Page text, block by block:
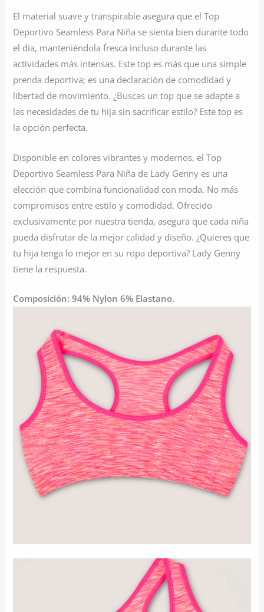
El material suave y transpirable asegura que el Top
Deportivo Seamless Para Niña se sienta bien durante todo
el día, manteniéndola fresca incluso durante las
actividades más intensas. Este top es más que una simple
prenda deportiva; es una declaración de comodidad y
libertad de movimiento. ¿Buscas un top que se adapte a
las necesidades de tu hija sin sacrificar estilo? Este top es
la opción perfecta.
Disponible en colores vibrantes y modernos, el Top
Deportivo Seamless Para Niña de Lady Genny es una
elección que combina funcionalidad con moda. No más
compromisos entre estilo y comodidad. Ofrecido
exclusivamente por nuestra tienda, asegura que cada niña
pueda disfrutar de la mejor calidad y diseño. ¿Quieres que
tu hija tenga lo mejor en su ropa deportiva? Lady Genny
tiene la respuesta.
Composición: 94% Nylon 6% Elastano.